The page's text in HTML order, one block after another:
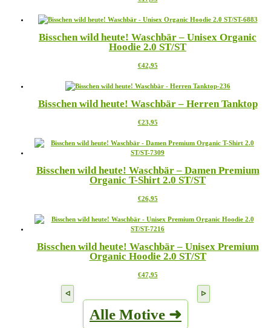
können
der
Produktseite
werden
weist
Varianten
auf.
Optionen
auf
Produktseite
werden
Bisschen wild heute! Waschbär – Unisex Organic
Hoodie 2.0 ST/ST
€42,95Dieses
weist
Varianten
Die
können
auf
Produktseite
gewählt
Bisschen wild heute! Waschbär – Herren Tanktop
€23,95Dieses
weist
mehrere
auf.
Die
können
der
Produktseite
werden
Bisschen wild heute! Waschbär – Damen Premium
Organic T-Shirt 2.0 ST/ST
€26,95Dieses
weist
mehrere
auf.
Die
können
Produktseite
gewählt
werden
Bisschen wild heute! Waschbär – Unisex Premium
Organic Hoodie 2.0 ST/ST
€47,95Dieses
Varianten
auf.
Alle Motive ➜